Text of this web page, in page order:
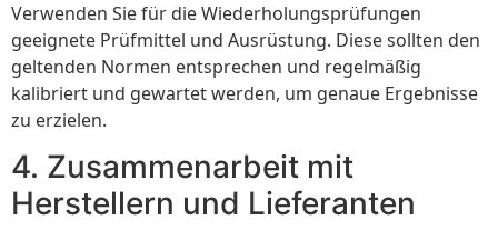
Verwenden Sie für die Wiederholungsprüfungen
geeignete Prüfmittel und Ausrüstung. Diese sollten den
geltenden Normen entsprechen und regelmäßig
kalibriert und gewartet werden, um genaue Ergebnisse
zu erzielen.
4. Zusammenarbeit mit
Herstellern und Lieferanten